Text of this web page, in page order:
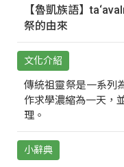
【魯凱族語】
祭的由來
文化介紹
傳統祖靈祭是一系列
作求學濃縮為一天，
理。
小辭典